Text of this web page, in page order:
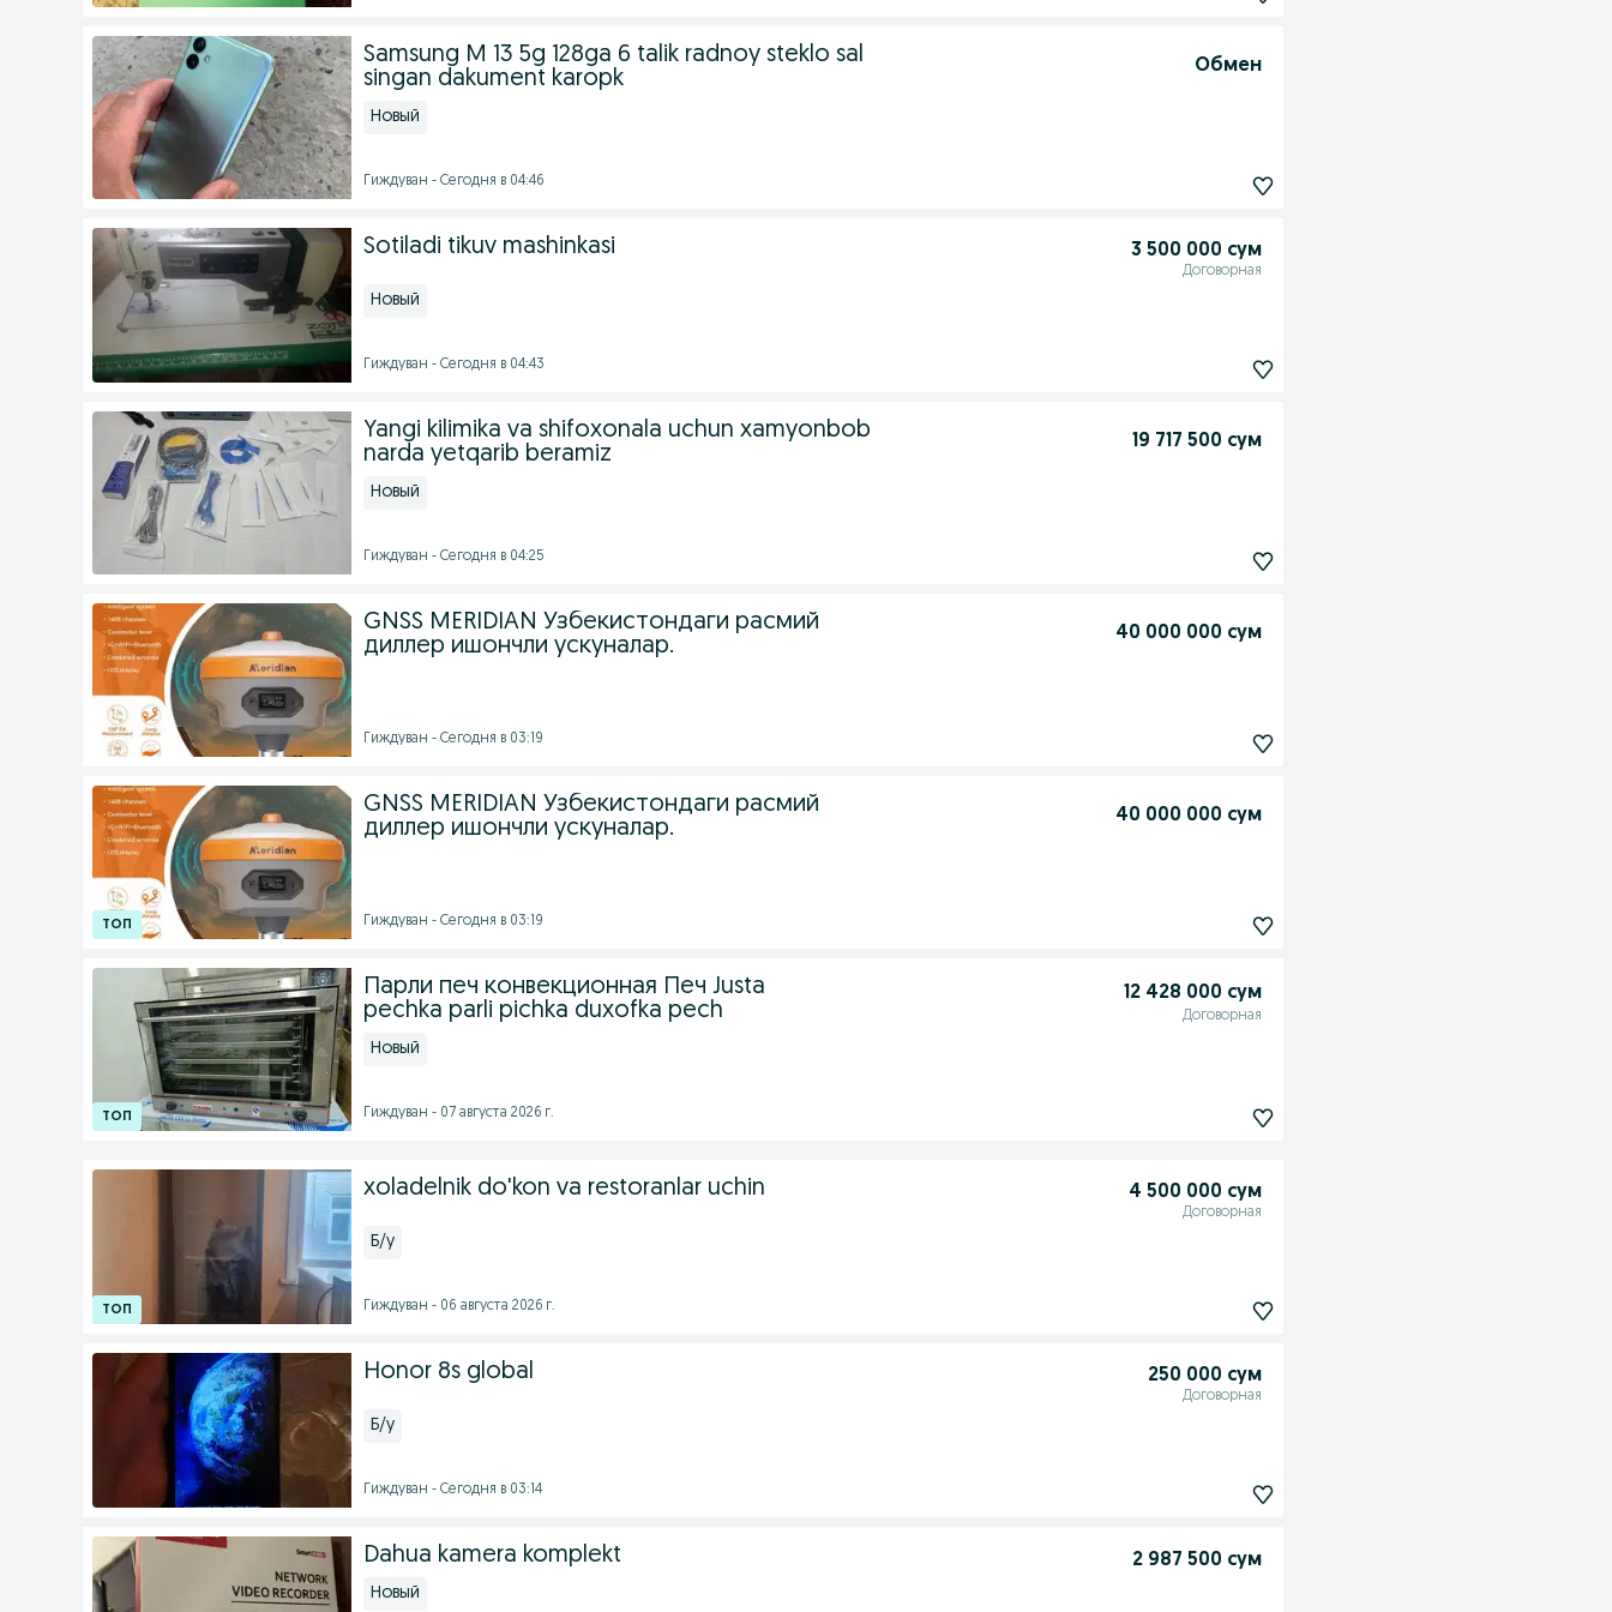
Samsung M 13 5g 128ga 6 talik radnoy steklo sal
singan dakument karopk
Обмен
Новый
Гиждуван - Сегодня в 04:46
Sotiladi tikuv mashinkasi 3 500 000 сум
Договорная
Новый
Гиждуван - Сегодня в 04:43
Yangi kilimika va shifoxonala uchun xamyonbob
narda yetqarib beramiz
19 717 500 сум
Новый
Гиждуван - Сегодня в 04:25
GNSS MERIDIAN Ўзбекистондаги расмий
диллер ишончли ускуналар.
40 000 000 сум
Гиждуван - Сегодня в 03:19
GNSS MERIDIAN Ўзбекистондаги расмий
диллер ишончли ускуналар.
40 000 000 сум
Гиждуван - Сегодня в 03:19
Парли печ конвекционная Печ Justa
pechka parli pichka duxofka pech
12 428 000 сум
Договорная
Новый
Гиждуван - 07 августа 2026 г.
xoladelnik do'kon va restoranlar uchin 4 500 000 сум
Договорная
Б/у
Гиждуван - 06 августа 2026 г.
Honor 8s global 250 000 сум
Договорная
Б/у
Гиждуван - Сегодня в 03:14
Dahua kamera komplekt 2 987 500 сум
Новый